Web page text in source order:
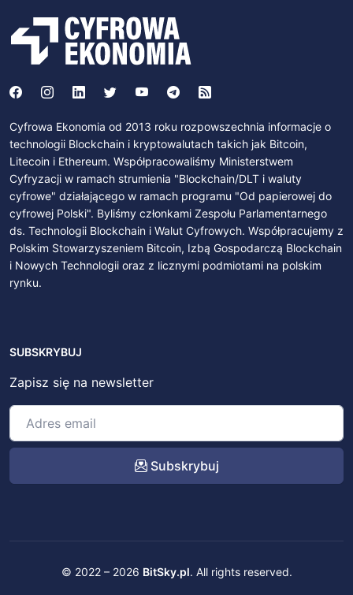
Cyfrowa Ekonomia od 2013 roku rozpowszechnia informacje o
technologii Blockchain i kryptowalutach takich jak Bitcoin,
Litecoin i Ethereum. Współpracowaliśmy Ministerstwem
Cyfryzacji w ramach strumienia "Blockchain/DLT i waluty
cyfrowe" działającego w ramach programu "Od papierowej do
cyfrowej Polski". Byliśmy członkami Zespołu Parlamentarnego
ds. Technologii Blockchain i Walut Cyfrowych. Współpracujemy z
Polskim Stowarzyszeniem Bitcoin, Izbą Gospodarczą Blockchain
i Nowych Technologii oraz z licznymi podmiotami na polskim
rynku.
SUBSKRYBUJ
Zapisz się na newsletter
Subskrybuj
© 2022 – 2026 BitSky.pl. All rights reserved.